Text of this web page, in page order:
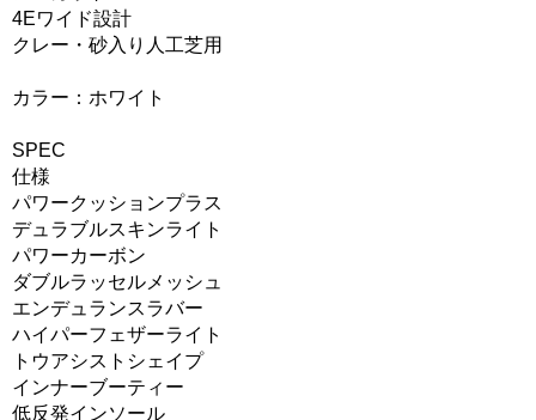
4Eワイド設計
クレー・砂入り人工芝用
カラー：ホワイト
SPEC
仕様
パワークッションプラス
デュラブルスキンライト
パワーカーボン
ダブルラッセルメッシュ
エンデュランスラバー
ハイパーフェザーライト
トウアシストシェイプ
インナーブーティー
低反発インソール